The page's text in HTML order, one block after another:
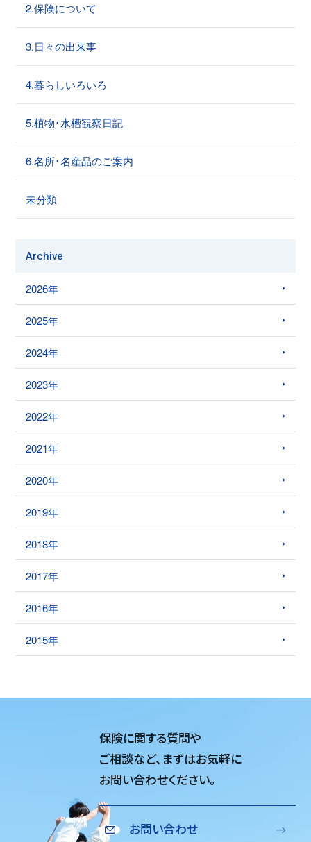
2.保険について
3.日々の出来事
4.暮らしいろいろ
5.植物･水槽観察日記
6.名所･名産品のご案内
未分類
Archive
2026年
2025年
2024年
2023年
2022年
2021年
2020年
2019年
2018年
2017年
2016年
2015年
保険に関する質問や
ご相談など、 まずはお気軽に
お問い合わせください。
お問い合わせ